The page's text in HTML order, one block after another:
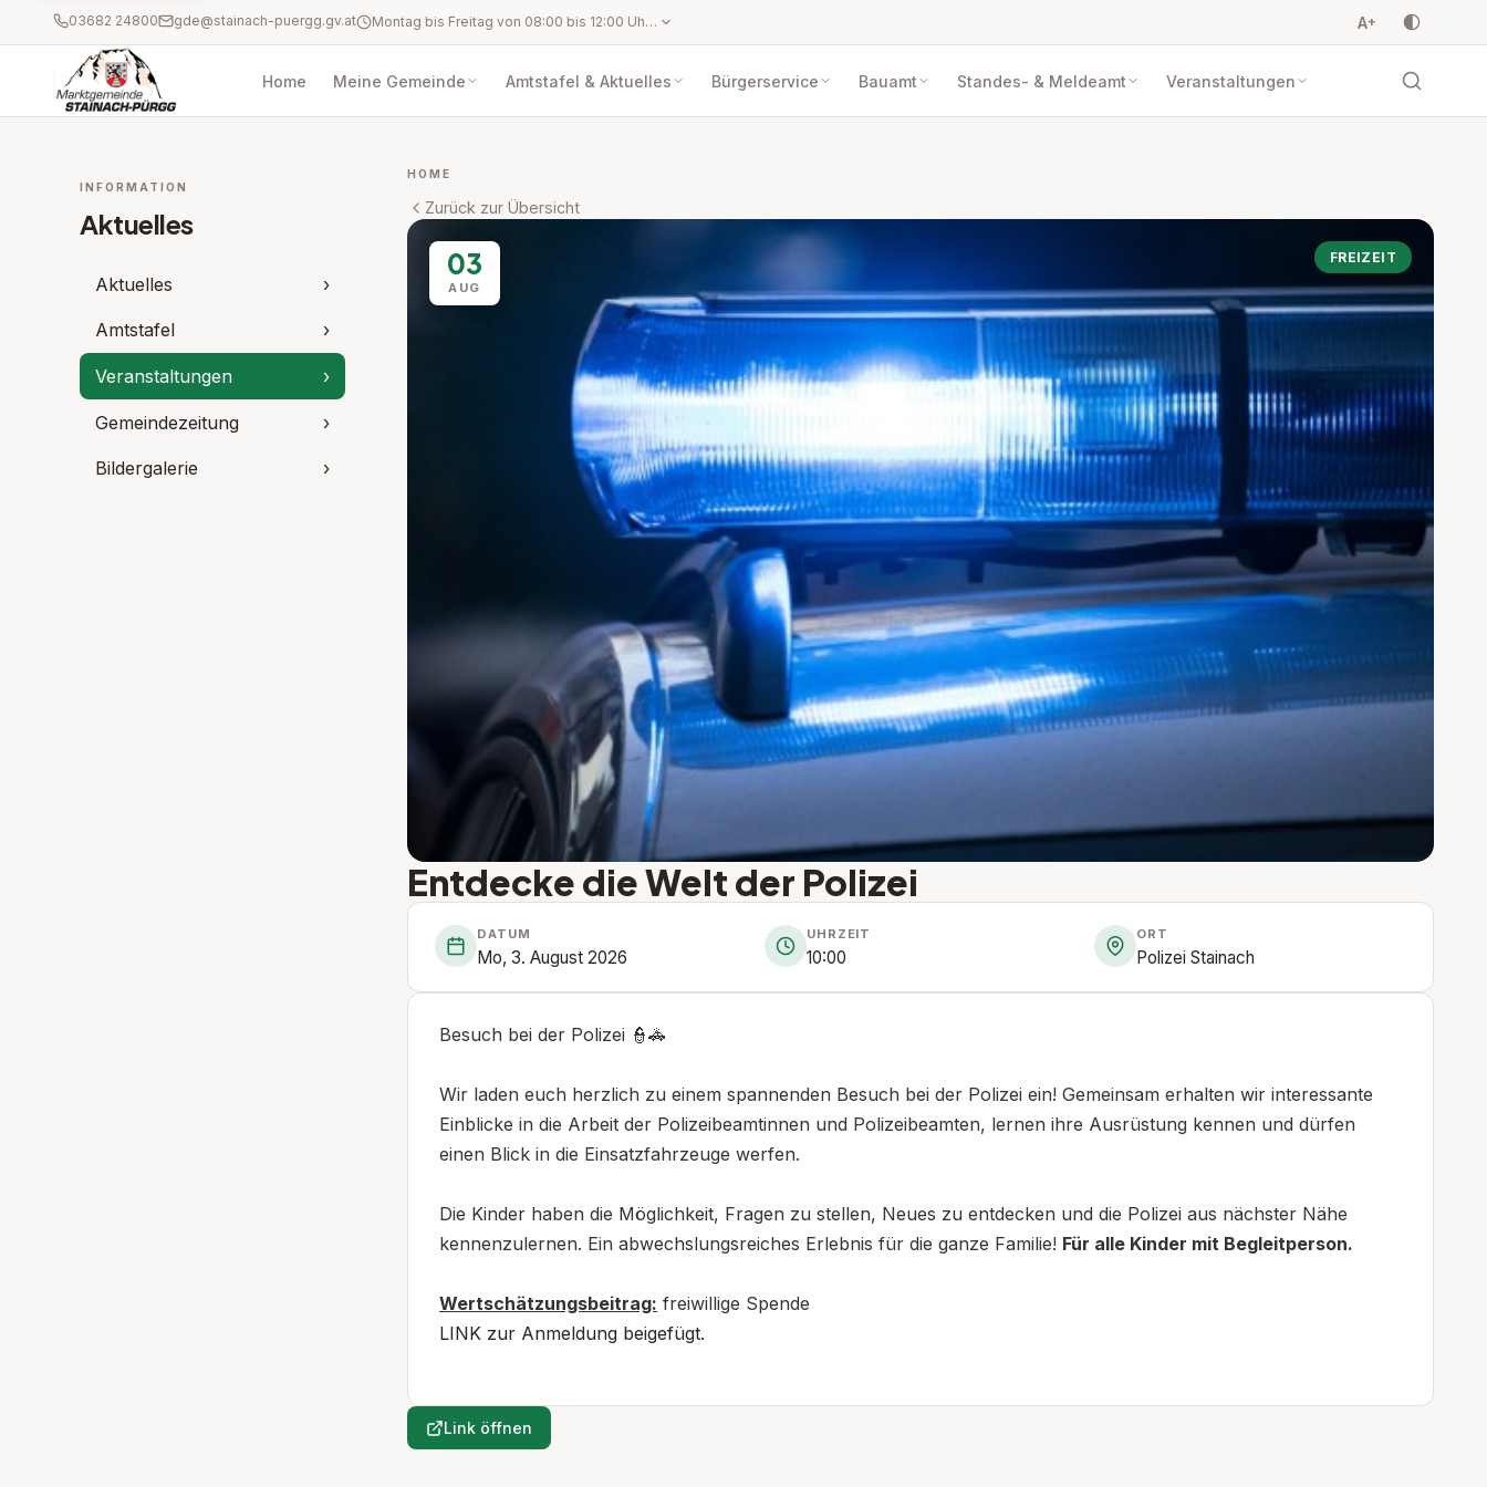
03682 24800 gde@stainach-puergg.gv.at Montag bis Freitag von 08:00 bis 12:00 Uhr und nach telefonischer Vereinbarung außerhalb der Öffnungszeiten A+
Home Meine Gemeinde Amtstafel & Aktuelles Bürgerservice Bauamt Standes- & Meldeamt Veranstaltungen
INFORMATION
Aktuelles
Aktuelles ›
Amtstafel ›
Veranstaltungen ›
Gemeindezeitung ›
Bildergalerie ›
HOME
Zurück zur Übersicht
03
AUG
FREIZEIT
Entdecke die Welt der Polizei
DATUM
Mo, 3. August 2026
UHRZEIT
10:00
ORT
Polizei Stainach
Besuch bei der Polizei 👮🚓
Wir laden euch herzlich zu einem spannenden Besuch bei der Polizei ein! Gemeinsam erhalten wir interessante
Einblicke in die Arbeit der Polizeibeamtinnen und Polizeibeamten, lernen ihre Ausrüstung kennen und dürfen
einen Blick in die Einsatzfahrzeuge werfen.
Die Kinder haben die Möglichkeit, Fragen zu stellen, Neues zu entdecken und die Polizei aus nächster Nähe
kennenzulernen. Ein abwechslungsreiches Erlebnis für die ganze Familie! Für alle Kinder mit Begleitperson.
Wertschätzungsbeitrag: freiwillige Spende
LINK zur Anmeldung beigefügt.
Link öffnen